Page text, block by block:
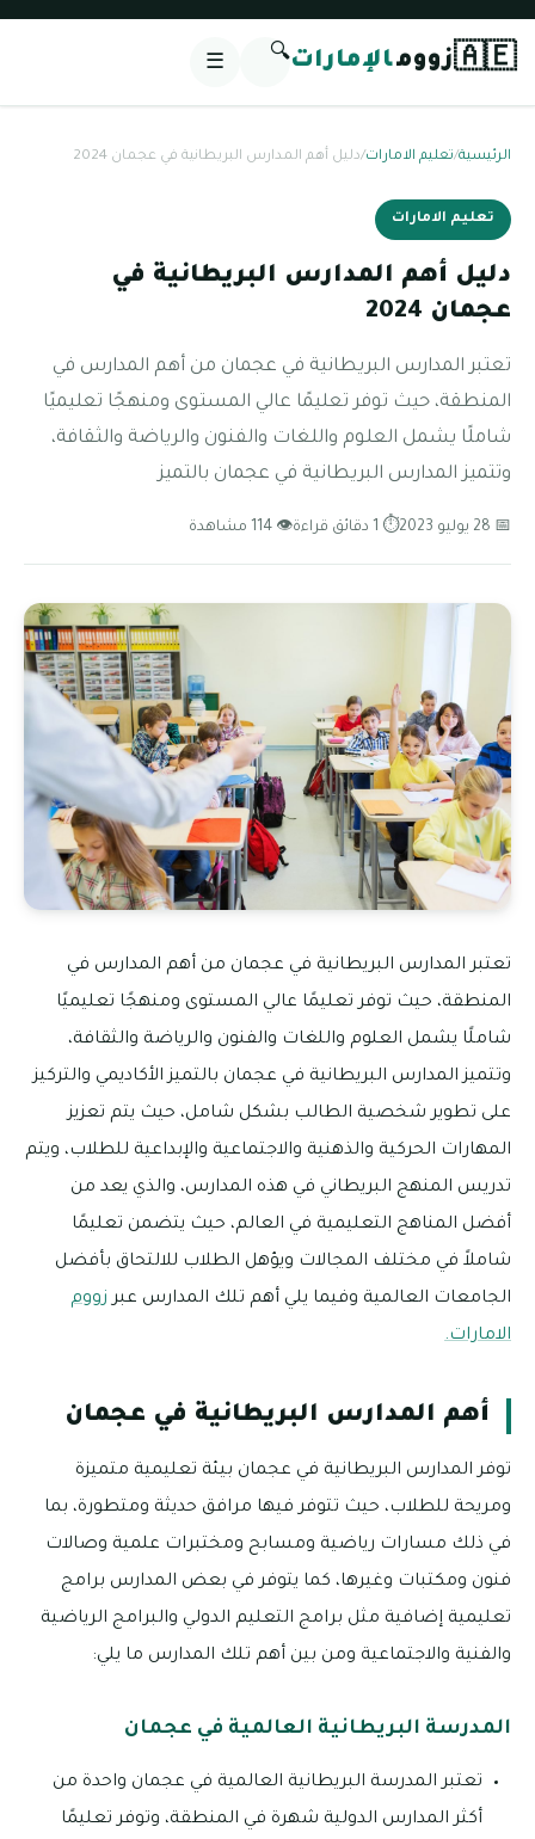
🇦🇪زوومالإمارات🔍
☰
الرئيسية/تعليم الامارات/دليل أهم المدارس البريطانية في عجمان 2024
تعليم الامارات
دليل أهم المدارس البريطانية في
عجمان 2024
تعتبر المدارس البريطانية في عجمان من أهم المدارس في
المنطقة، حيث توفر تعليمًا عالي المستوى ومنهجًا تعليميًا
شاملًا يشمل العلوم واللغات والفنون والرياضة والثقافة،
وتتميز المدارس البريطانية في عجمان بالتميز
📅 28 يوليو 2023 ⏱ 1 دقائق قراءة 👁 114 مشاهدة
تعتبر المدارس البريطانية في عجمان من أهم المدارس في
المنطقة، حيث توفر تعليمًا عالي المستوى ومنهجًا تعليميًا
شاملًا يشمل العلوم واللغات والفنون والرياضة والثقافة،
وتتميز المدارس البريطانية في عجمان بالتميز الأكاديمي والتركيز
على تطوير شخصية الطالب بشكل شامل، حيث يتم تعزيز
المهارات الحركية والذهنية والاجتماعية والإبداعية للطلاب، ويتم
تدريس المنهج البريطاني في هذه المدارس، والذي يعد من
أفضل المناهج التعليمية في العالم، حيث يتضمن تعليمًا
شاملاً في مختلف المجالات ويؤهل الطلاب للالتحاق بأفضل
الجامعات العالمية وفيما يلي أهم تلك المدارس عبر زووم
الامارات.
أهم المدارس البريطانية في عجمان
توفر المدارس البريطانية في عجمان بيئة تعليمية متميزة
ومريحة للطلاب، حيث تتوفر فيها مرافق حديثة ومتطورة، بما
في ذلك مسارات رياضية ومسابح ومختبرات علمية وصالات
فنون ومكتبات وغيرها، كما يتوفر في بعض المدارس برامج
تعليمية إضافية مثل برامج التعليم الدولي والبرامج الرياضية
والفنية والاجتماعية ومن بين أهم تلك المدارس ما يلي:
المدرسة البريطانية العالمية في عجمان
تعتبر المدرسة البريطانية العالمية في عجمان واحدة من
أكثر المدارس الدولية شهرة في المنطقة، وتوفر تعليمًا